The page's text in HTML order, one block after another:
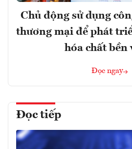
Chủ động sử dụng
thương mại để phát
hóa chất bền
Đọc ngay
Đọc tiếp